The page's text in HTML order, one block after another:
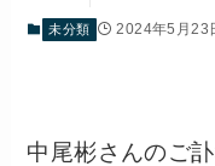
未分類 2024年5月23
中尾彬さんのご